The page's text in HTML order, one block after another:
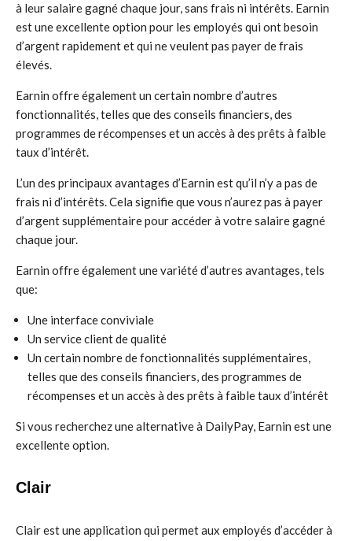
à leur salaire gagné chaque jour, sans frais ni intérêts. Earnin
est une excellente option pour les employés qui ont besoin
d’argent rapidement et qui ne veulent pas payer de frais
élevés.
Earnin offre également un certain nombre d’autres
fonctionnalités, telles que des conseils financiers, des
programmes de récompenses et un accès à des prêts à faible
taux d’intérêt.
L’un des principaux avantages d’Earnin est qu’il n’y a pas de
frais ni d’intérêts. Cela signifie que vous n’aurez pas à payer
d’argent supplémentaire pour accéder à votre salaire gagné
chaque jour.
Earnin offre également une variété d’autres avantages, tels
que:
Une interface conviviale
Un service client de qualité
Un certain nombre de fonctionnalités supplémentaires,
telles que des conseils financiers, des programmes de
récompenses et un accès à des prêts à faible taux d’intérêt
Si vous recherchez une alternative à DailyPay, Earnin est une
excellente option.
Clair
Clair est une application qui permet aux employés d’accéder à